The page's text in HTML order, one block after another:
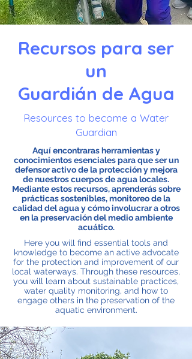
Recursos para ser
un
Guardián de Agua
Resources to become a Water
Guardian
Aquí encontraras herramientas y
conocimientos esenciales para que ser un
defensor activo de la protección y mejora
de nuestros cuerpos de agua locales.
Mediante estos recursos, aprenderás sobre
prácticas sostenibles, monitoreo de la
calidad del agua y cómo involucrar a otros
en la preservación del medio ambiente
acuático.
Here you will find essential tools and
knowledge to become an active advocate
for the protection and improvement of our
local waterways. Through these resources,
you will learn about sustainable practices,
water quality monitoring, and how to
engage others in the preservation of the
aquatic environment.